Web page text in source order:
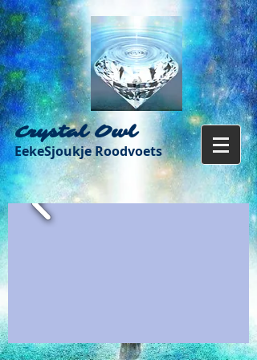
Crystal Owl
EekeSjoukje Roodvoets